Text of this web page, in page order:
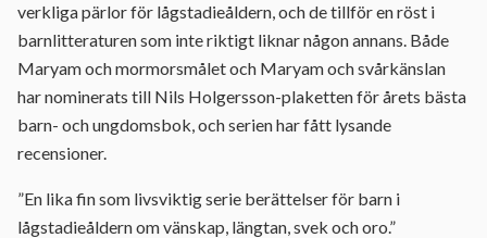
verkliga pärlor för lågstadieåldern, och de tillför en röst i
barnlitteraturen som inte riktigt liknar någon annans. Både
Maryam och mormorsmålet och Maryam och svårkänslan
har nominerats till Nils Holgersson-plaketten för årets bästa
barn- och ungdomsbok, och serien har fått lysande
recensioner.
”En lika fin som livsviktig serie berättelser för barn i
lågstadieåldern om vänskap, längtan, svek och oro.”